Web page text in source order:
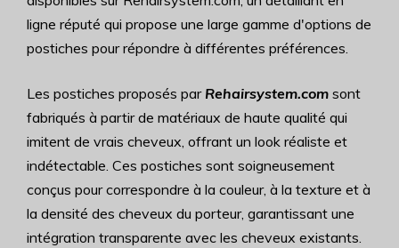
ligne réputé qui propose une large gamme d'options de
postiches pour répondre à différentes préférences.
Les postiches proposés par Rehairsystem.com sont
fabriqués à partir de matériaux de haute qualité qui
imitent de vrais cheveux, offrant un look réaliste et
indétectable. Ces postiches sont soigneusement
conçus pour correspondre à la couleur, à la texture et à
la densité des cheveux du porteur, garantissant une
intégration transparente avec les cheveux existants.